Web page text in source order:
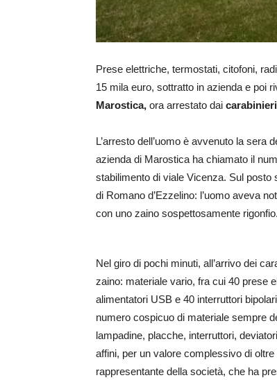
Prese elettriche, termostati, citofoni,
15 mila euro, sottratto in azienda e poi
Marostica, ora arrestato dai carabinieri
L’arresto dell’uomo è avvenuto la sera
azienda di Marostica ha chiamato il
stabilimento di viale Vicenza. Sul
di Romano d’Ezzelino: l’uomo aveva
con uno zaino sospettosamente rigonfio.
Nel giro di pochi minuti, all’arrivo dei
zaino: materiale vario, fra cui 40 prese
alimentatori USB e 40 interruttori
numero cospicuo di materiale sempre
lampadine, placche, interruttori,
affini, per un valore complessivo di
rappresentante della società, che ha